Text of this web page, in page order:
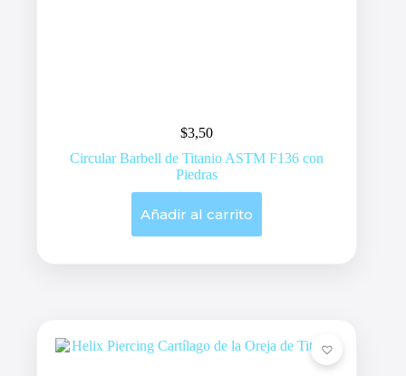
$3,50
Circular Barbell de Titanio ASTM F136 con
Piedras
Añadir al carrito